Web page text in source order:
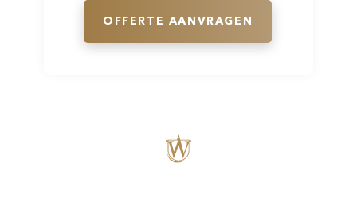
OFFERTE AANVRAGEN